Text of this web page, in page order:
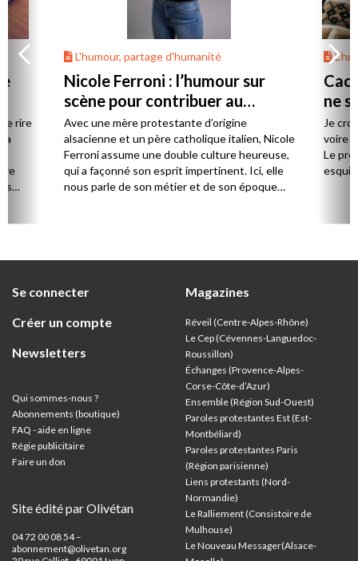
le rire
L'humour, partage d'humanité
Nicole Ferroni : l’humour sur
scène pour contribuer au
collectif
Avec une mère protestante d’origine
alsacienne et un père catholique italien, Nicole
Ferroni assume une double culture heureuse,
qui a façonné son esprit impertinent. Ici, elle
nous parle de son métier et de son époque…
ne
Je
voire
Le
Se connecter
Créer un compte
Newsletters
Qui sommes-nous ?
Abonnements (boutique)
FAQ - aide en ligne
Régie publicitaire
Faire un don
Site édité par Olivétan
04 72 00 08 54 –
abonnement@olivetan.org
Magazines
Réveil (Centre-Alpes-Rhône)
Le Cep (Cévennes-Languedoc-
Roussillon)
Échanges (Provence-Alpes-
Corse-Côte-d’Azur)
Ensemble (Région Sud-Ouest)
Paroles protestantes Est (Est-
Montbéliard)
Paroles protestantes Paris
(Région parisienne)
Liens protestants (Nord-
Normandie)
Le Ralliement (Consistoire de
Mulhouse)
Le Nouveau Messager(Alsace-